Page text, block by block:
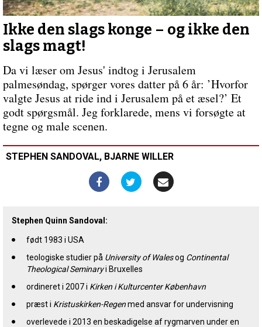
og
død,
det
er
vigtigere!Forrige
indlæg:
Det
vigtigste
er
uddannelse!
Ikke den slags konge – og ikke den
slags magt!
Da vi læser om Jesus' indtog i Jerusalem
palmesøndag, spørger vores datter på 6 år: ’Hvorfor
valgte Jesus at ride ind i Jerusalem på et æsel?’ Et
godt spørgsmål. Jeg forklarede, mens vi forsøgte at
tegne og male scenen.
STEPHEN SANDOVAL, BJARNE WILLER
Stephen Quinn Sandoval:
født 1983 i USA
teologiske studier på University of Walesog Continental
Theological Seminaryi Bruxelles
ordineret i 2007 i Kirken i Kulturcenter København
præst i Kristuskirken-Regenmed ansvar for undervisning
overlevede i 2013 en beskadigelse af rygmarven under en